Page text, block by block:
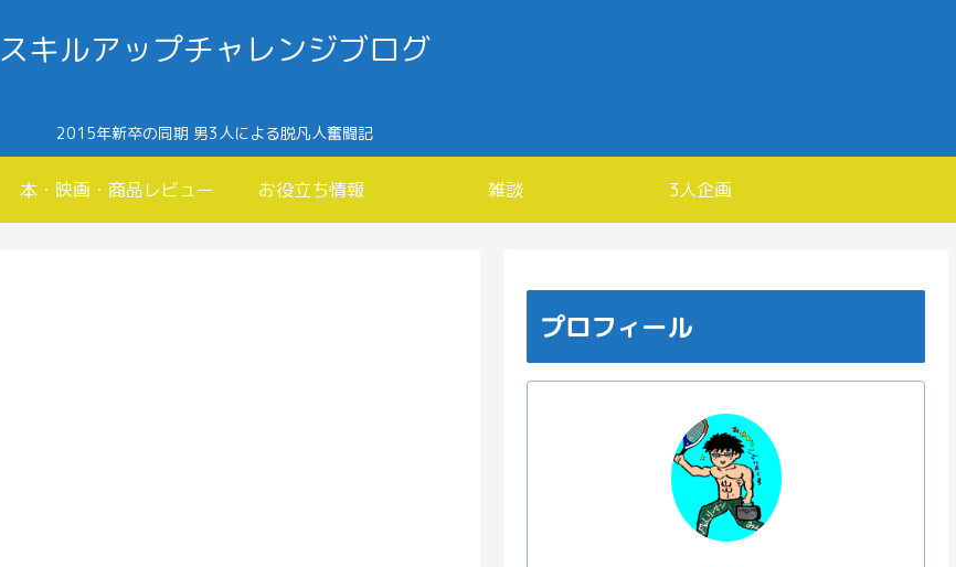
スキルアップチャレンジブログ
2015年新卒の同期 男3人による脱凡人奮闘記
本・映画・商品レビュー お役立ち情報 雑談 3人企画
プロフィール